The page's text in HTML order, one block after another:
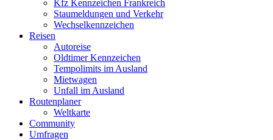
Kfz Kennzeichen Frankreich
Staumeldungen und Verkehr
Wechselkennzeichen
Reisen
Autoreise
Oldtimer Kennzeichen
Tempolimits im Ausland
Mietwagen
Unfall im Ausland
Routenplaner
Weltkarte
Community
Umfragen